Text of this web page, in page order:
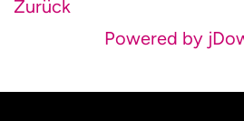
Zurück
Powered by